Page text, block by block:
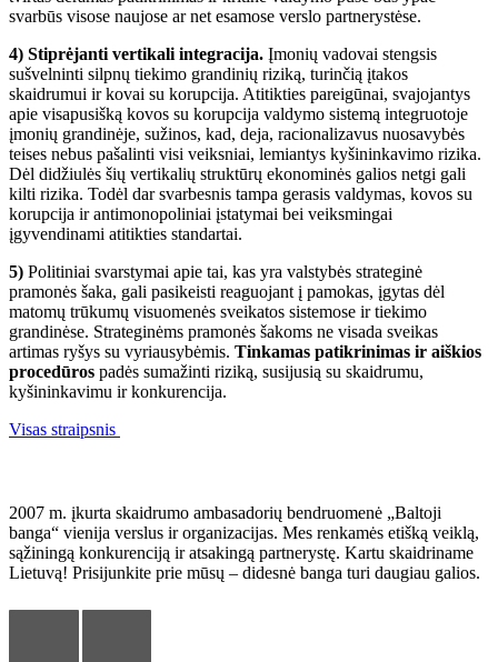
svarbūs visose naujose ar net esamose verslo partnerystėse.
4) Stiprėjanti vertikali integracija. Įmonių vadovai stengsis
sušvelninti silpnų tiekimo grandinių riziką, turinčią įtakos
skaidrumui ir kovai su korupcija. Atitikties pareigūnai, svajojantys
apie visapusišką kovos su korupcija valdymo sistemą integruotoje
įmonių grandinėje, sužinos, kad, deja, racionalizavus nuosavybės
teises nebus pašalinti visi veiksniai, lemiantys kyšininkavimo rizika.
Dėl didžiulės šių vertikalių struktūrų ekonominės galios netgi gali
kilti rizika. Todėl dar svarbesnis tampa gerasis valdymas, kovos su
korupcija ir antimonopoliniai įstatymai bei veiksmingai
įgyvendinami atitikties standartai.
5) Politiniai svarstymai apie tai, kas yra valstybės strateginė
pramonės šaka, gali pasikeisti reaguojant į pamokas, įgytas dėl
matomų trūkumų visuomenės sveikatos sistemose ir tiekimo
grandinėse. Strateginėms pramonės šakoms ne visada sveikas
artimas ryšys su vyriausybėmis. Tinkamas patikrinimas ir aiškios
procedūros padės sumažinti riziką, susijusią su skaidrumu,
kyšininkavimu ir konkurencija.
Visas straipsnis
2007 m. įkurta skaidrumo ambasadorių bendruomenė „Baltoji
banga“ vienija verslus ir organizacijas. Mes renkamės etišką veiklą,
sąžiningą konkurenciją ir atsakingą partnerystę. Kartu skaidriname
Lietuvą! Prisijunkite prie mūsų – didesnė banga turi daugiau galios.